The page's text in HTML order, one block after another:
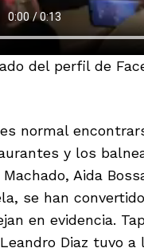
del perfil de
normal
y los
Machado, Aida
se han
en evidencia.
Diaz tuvo